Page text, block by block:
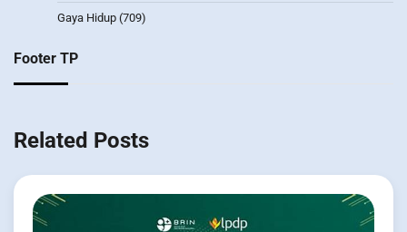
Gaya Hidup (709)
Footer TP
Related Posts